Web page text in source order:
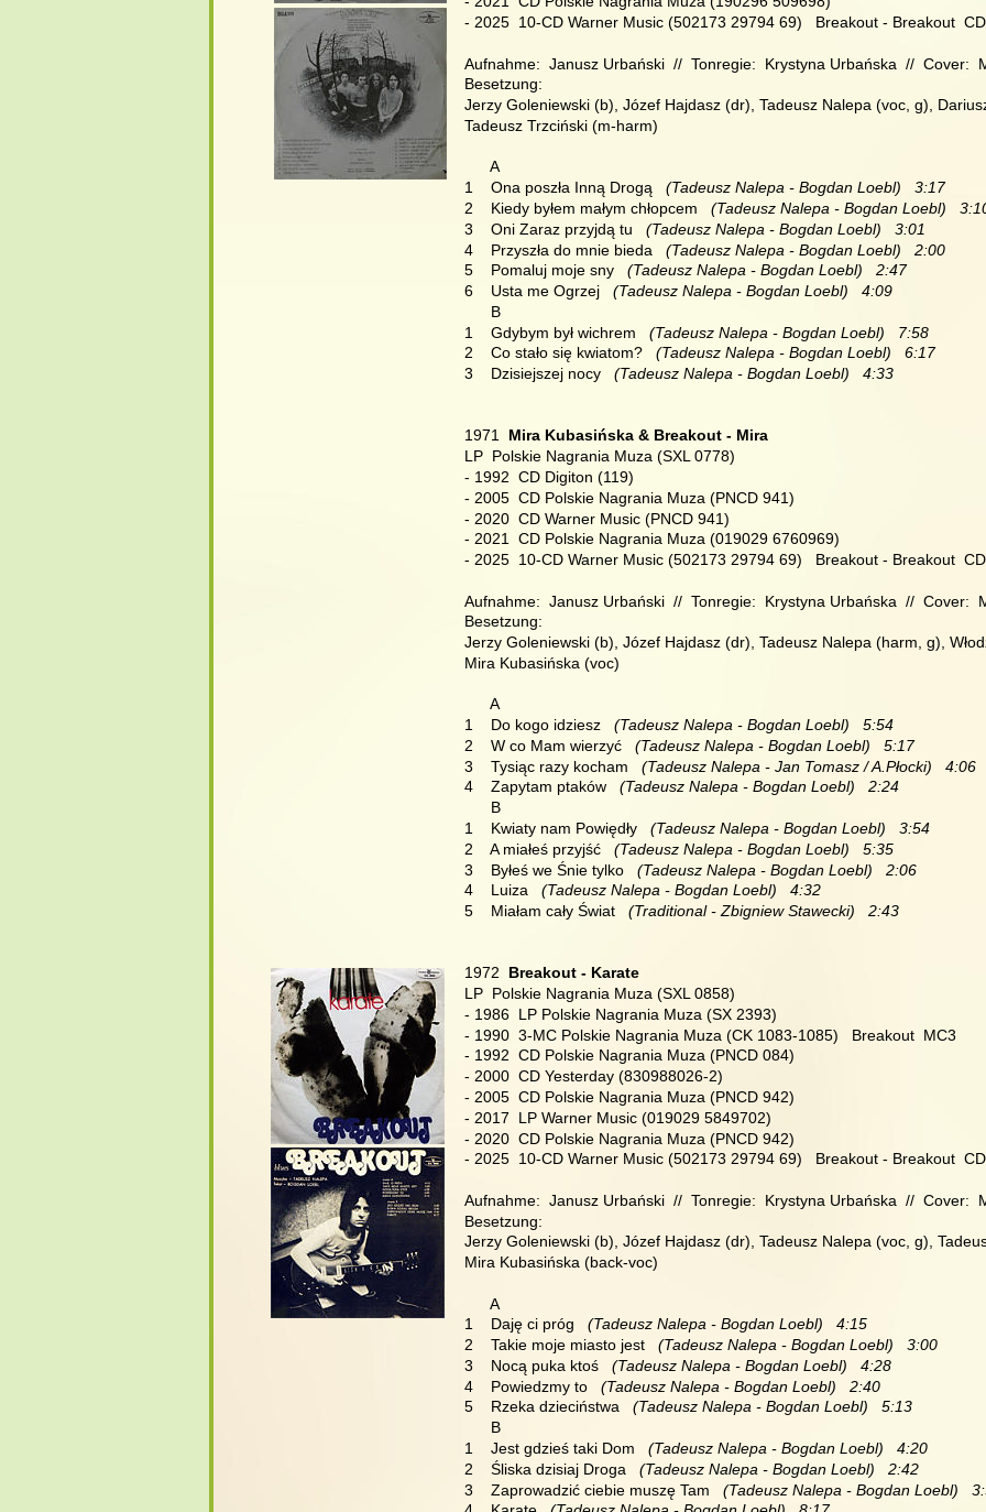
- 2025  10-CD Warner Music (502173 29794 69)   Breakout - Breakout
Aufnahme:  Janusz Urbański  //  Tonregie:  Krystyna Urbańska  //  Cover:
Besetzung:
Jerzy Goleniewski (b), Józef Hajdasz (dr), Tadeusz Nalepa (voc, g),
Tadeusz Trzciński (m-harm)
      A
1    Ona poszła Inną Drogą
  (Tadeusz Nalepa - Bogdan Loebl)   3:17
2    Kiedy byłem małym chłopcem
(Tadeusz Nalepa - Bogdan Loebl)
3    Oni Zaraz przyjdą tu
  (Tadeusz Nalepa - Bogdan Loebl)   3:01
4    Przyszła do mnie bieda
  (Tadeusz Nalepa - Bogdan Loebl)   2:00
5    Pomaluj moje sny
  (Tadeusz Nalepa - Bogdan Loebl)   2:47
6    Usta me Ogrzej
  (Tadeusz Nalepa - Bogdan Loebl)   4:09
      B
1    Gdybym był wichrem
  (Tadeusz Nalepa - Bogdan Loebl)   7:58
2    Co stało się kwiatom?
  (Tadeusz Nalepa - Bogdan Loebl)   6:17
3    Dzisiejszej nocy
  (Tadeusz Nalepa - Bogdan Loebl)   4:33
1971 Mira Kubasińska & Breakout - Mira
LP  Polskie Nagrania Muza (SXL 0778)
- 1992  CD Digiton (119)
- 2005  CD Polskie Nagrania Muza (PNCD 941)
- 2020  CD Warner Music (PNCD 941)
- 2021  CD Polskie Nagrania Muza (019029 6760969)
- 2025  10-CD Warner Music (502173 29794 69)   Breakout - Breakout
Aufnahme:  Janusz Urbański  //  Tonregie:  Krystyna Urbańska  //  Cover:
Besetzung:
Jerzy Goleniewski (b), Józef Hajdasz (dr), Tadeusz Nalepa (harm, g),
Mira Kubasińska (voc)
      A
1    Do kogo idziesz
  (Tadeusz Nalepa - Bogdan Loebl)   5:54
2    W co Mam wierzyć
  (Tadeusz Nalepa - Bogdan Loebl)   5:17
3    Tysiąc razy kocham
  (Tadeusz Nalepa - Jan Tomasz / A.Płocki)   4:06
4    Zapytam ptaków
  (Tadeusz Nalepa - Bogdan Loebl)   2:24
      B
1    Kwiaty nam Powiędły
  (Tadeusz Nalepa - Bogdan Loebl)   3:54
2    A miałeś przyjść
  (Tadeusz Nalepa - Bogdan Loebl)   5:35
3    Byłeś we Śnie tylko
  (Tadeusz Nalepa - Bogdan Loebl)   2:06
4    Luiza
  (Tadeusz Nalepa - Bogdan Loebl)   4:32
5    Miałam cały Świat
  (Traditional - Zbigniew Stawecki)   2:43
1972 Breakout - Karate
LP  Polskie Nagrania Muza (SXL 0858)
- 1986  LP Polskie Nagrania Muza (SX 2393)
- 1990  3-MC Polskie Nagrania Muza (CK 1083-1085)   Breakout  MC3
- 1992  CD Polskie Nagrania Muza (PNCD 084)
- 2000  CD Yesterday (830988026-2)
- 2005  CD Polskie Nagrania Muza (PNCD 942)
- 2017  LP Warner Music (019029 5849702)
- 2020  CD Polskie Nagrania Muza (PNCD 942)
- 2025  10-CD Warner Music (502173 29794 69)   Breakout - Breakout
Aufnahme:  Janusz Urbański  //  Tonregie:  Krystyna Urbańska  //  Cover:
Besetzung:
Jerzy Goleniewski (b), Józef Hajdasz (dr), Tadeusz Nalepa (voc, g),
Mira Kubasińska (back-voc)
      A
1    Daję ci próg
  (Tadeusz Nalepa - Bogdan Loebl)   4:15
2    Takie moje miasto jest
  (Tadeusz Nalepa - Bogdan Loebl)   3:00
3    Nocą puka ktoś
  (Tadeusz Nalepa - Bogdan Loebl)   4:28
4    Powiedzmy to
  (Tadeusz Nalepa - Bogdan Loebl)   2:40
5    Rzeka dzieciństwa
  (Tadeusz Nalepa - Bogdan Loebl)   5:13
      B
1    Jest gdzieś taki Dom
  (Tadeusz Nalepa - Bogdan Loebl)   4:20
2    Śliska dzisiaj Droga
  (Tadeusz Nalepa - Bogdan Loebl)   2:42
3    Zaprowadzić ciebie muszę Tam
(Tadeusz Nalepa - Bogdan Loebl)